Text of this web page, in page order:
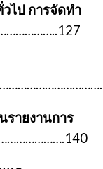
ไป การจัดทำ
รายงานการ